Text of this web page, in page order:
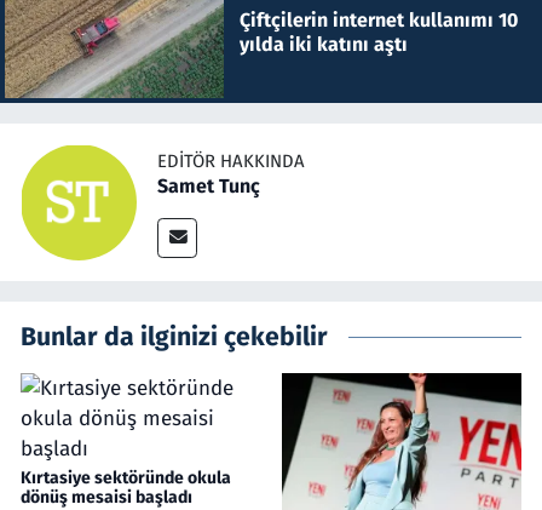
Çiftçilerin internet kullanımı 10
yılda iki katını aştı
EDITÖR HAKKINDA
Samet Tunç
Bunlar da ilginizi çekebilir
Kırtasiye sektöründe okula
dönüş mesaisi başladı